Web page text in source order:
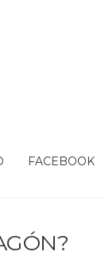
FACEBOOK